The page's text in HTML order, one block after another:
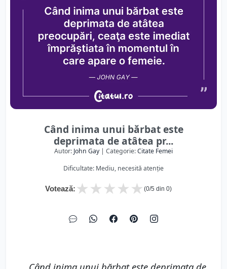
Când inima unui bărbat este
deprimata de atâtea pr...
Autor: John Gay | Categorie:Citate Femei
Dificultate: Mediu, necesită atenție
Votează: ★
★
★
★
★ (0/5 din 0)